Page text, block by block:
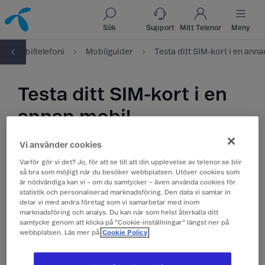
Till innehåll
Till sök
Sök Support Mitt Telenor Meny
Mobiltelefoni Mobilguider Testa ditt SIM-kort i en
Testa ditt SIM-kort i en
annan mobil
Om du har problem med samtal eller surf
kan felet ibland ligga i mobilen – inte i
abonnemanget eller SIM‑kortet. Genom att
testa SIM-kortet i en annan enhet kan du
snabbt se vad som orsakar problemet.
För att ta reda på om dina samtalsproblem
rekommenderar vi att du gör ett enkelt test:
Vi använder cookies
Varför gör vi det? Jo, för att se till att din upplevelse av telenor.se blir
så bra som möjligt när du besöker webbplatsen. Utöver cookies som
är nödvändiga kan vi – om du samtycker – även använda cookies för
statistik och personaliserad marknadsföring. Den data vi samlar in
delar vi med andra företag som vi samarbetar med inom
marknadsföring och analys. Du kan när som helst återkalla ditt
samtycke genom att klicka på ”Cookie-inställningar” längst ner på
webbplatsen. Läs mer på Cookie Policy